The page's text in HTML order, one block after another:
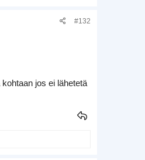
#132
jos ei lähetetä